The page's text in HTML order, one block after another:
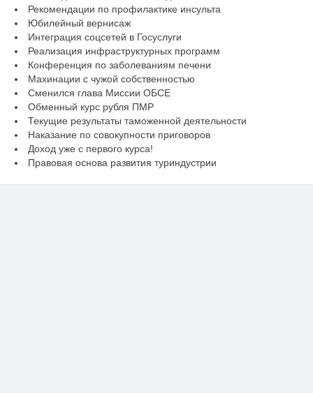
Рекомендации по профилактике инсульта
Юбилейный вернисаж
Интеграция соцсетей в Госуслуги
Реализация инфраструктурных программ
Конференция по заболеваниям печени
Махинации с чужой собственностью
Сменился глава Миссии ОБСЕ
Обменный курс рубля ПМР
Текущие результаты таможенной деятельности
Наказание по совокупности приговоров
Доход уже с первого курса!
Правовая основа развития туриндустрии